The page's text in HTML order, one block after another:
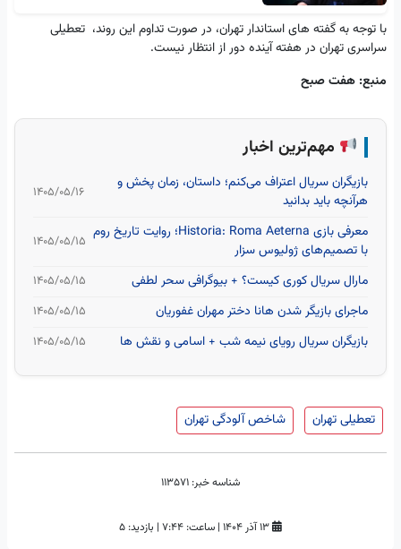
با توجه به گفته های استاندار تهران، در صورت تداوم این روند، تعطیلی
سراسری تهران در هفته آینده دور از انتظار نیست.
منبع: هفت صبح
مهم‌ترین اخبار
بازیگران سریال اعتراف می‌کنم؛ داستان، زمان پخش و
هرآنچه باید بدانید
۱۴۰۵/۰۵/۱۶
معرفی بازی Historia: Roma Aeterna؛ روایت تاریخ روم
با تصمیم‌های ژولیوس سزار
۱۴۰۵/۰۵/۱۵
مارال سریال کوری کیست؟ + بیوگرافی سحر لطفی ۱۴۰۵/۰۵/۱۵
ماجرای بازیگر شدن هانا دختر مهران غفوریان ۱۴۰۵/۰۵/۱۵
بازیگران سریال رویای نیمه شب + اسامی و نقش ها ۱۴۰۵/۰۵/۱۵
تعطیلی تهران شاخص آلودگی تهران
شناسه خبر:
| ساعت: ۷:۴۴ | بازدید: 5